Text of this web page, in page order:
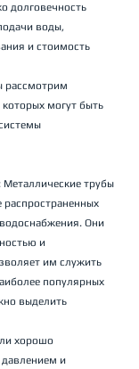
долговечность
воды,
и стоимость
рассмотрим
могут быть
Металлические трубы
Они
и
им служить
популярных
выделить
хорошо
и